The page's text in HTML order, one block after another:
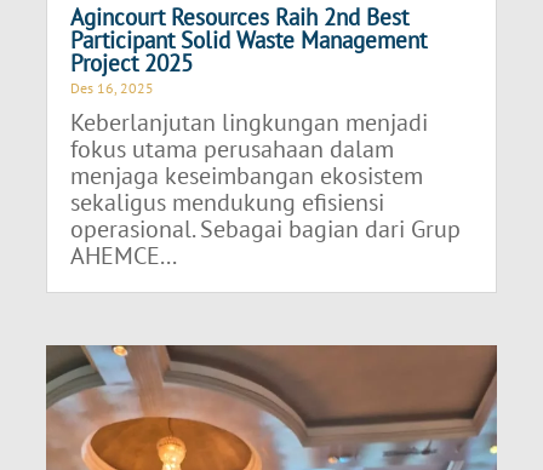
Agincourt Resources Raih 2nd Best
Participant Solid Waste Management
Project 2025
Des 16, 2025
Keberlanjutan lingkungan menjadi
fokus utama perusahaan dalam
menjaga keseimbangan ekosistem
sekaligus mendukung efisiensi
operasional. Sebagai bagian dari Grup
AHEMCE...